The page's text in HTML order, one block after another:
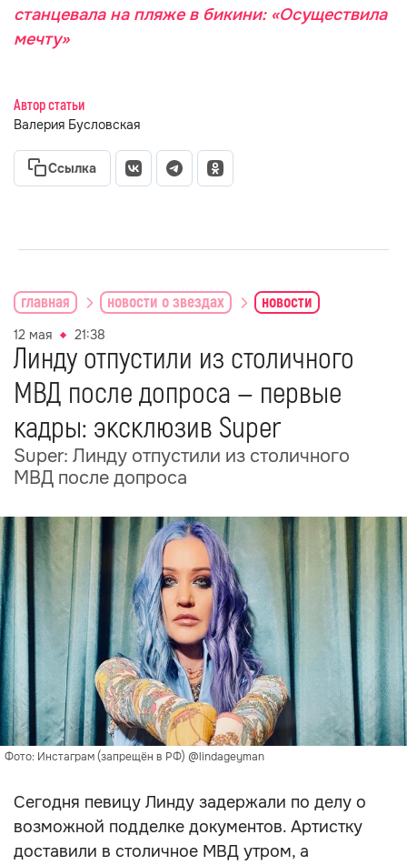
станцевала на пляже в бикини: «Осуществила
мечту»
Автор статьи
Валерия Бусловская
Ссылка
главная новости о звездах новости
12 мая 21:38
Линду отпустили из столичного
МВД после допроса — первые
кадры: эксклюзив Super
Super: Линду отпустили из столичного
МВД после допроса
Фото: Инстаграм (запрещён в РФ) @lindageyman
Сегодня певицу Линду задержали по делу о
возможной подделке документов. Артистку
доставили в столичное МВД утром, а